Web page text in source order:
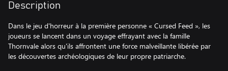
Description
Dans le jeu d'horreur à la première personne « Cursed Feed », les
joueurs se lancent dans un voyage effrayant avec la famille
Thornvale alors qu'ils affrontent une force malveillante libérée par
les découvertes archéologiques de leur propre patriarche.